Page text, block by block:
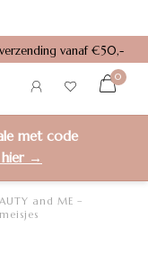
vanaf €50,-
0
met code
hier →
and ME –